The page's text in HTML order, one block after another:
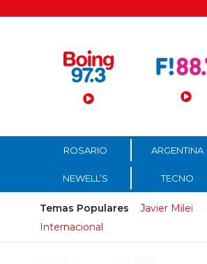
Menú Principal
ROSARIO ARGENTINA
NEWELL’S TECNO
Temas Populares Javier Milei
Internacional